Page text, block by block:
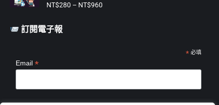
NT$280 – NT$960
訂閱電子報
* 必填
Email*